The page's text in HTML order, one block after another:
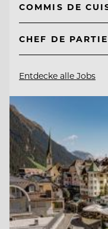
COMMIS DE
CHEF DE
Entdecke alle Jobs